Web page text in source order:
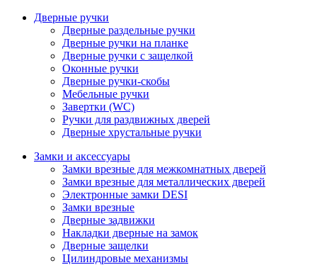
Дверные ручки
Дверные раздельные ручки
Дверные ручки на планке
Дверные ручки с защелкой
Оконные ручки
Дверные ручки-скобы
Мебельные ручки
Завертки (WC)
Ручки для раздвижных дверей
Дверные хрустальные ручки
Замки и аксессуары
Замки врезные для межкомнатных дверей
Замки врезные для металлических дверей
Электронные замки DESI
Замки врезные
Дверные задвижки
Накладки дверные на замок
Дверные защелки
Цилиндровые механизмы